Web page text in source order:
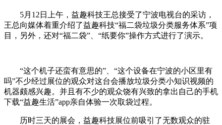
5月12日上午，益趣科技王总接受了宁波电视台的采访，
王总向媒体着重介绍了益趣科技“福二袋垃圾分类服务体系”项
目，另外，还对“福二袋”、“纸要你”操作方式进行了演示。
“这个机子还蛮有意思的”、“这个设备在宁波的小区里有
吗”不少经过展位的观众对这台会播放垃圾分类小知识视频的
机器颇感兴趣。并且有不少的观众饶有兴致的拿出自己的手机
下载“益趣生活”app亲自体验一次取袋过程。
历时三天的展会，益趣科技展位前吸引了无数观众的驻